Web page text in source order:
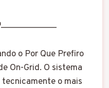
o Por Que Prefiro
On-Grid. O sistema
o mais